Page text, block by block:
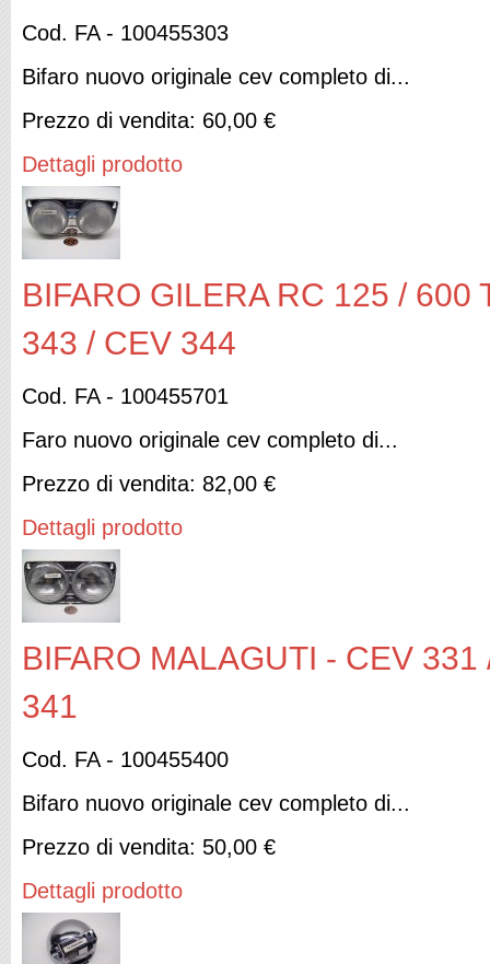
Cod. FA - 100455303
Bifaro nuovo originale cev completo di...
Prezzo di vendita: 60,00 €
Dettagli prodotto
BIFARO GILERA RC 125 / 600
343 / CEV 344
Cod. FA - 100455701
Faro nuovo originale cev completo di...
Prezzo di vendita: 82,00 €
Dettagli prodotto
BIFARO MALAGUTI - CEV
341
Cod. FA - 100455400
Bifaro nuovo originale cev completo di...
Prezzo di vendita: 50,00 €
Dettagli prodotto